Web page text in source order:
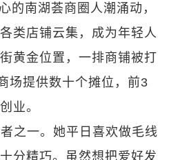
的南湖荟商圈人潮涌动，
类店铺云集，成为年轻人
黄金位置，一排商铺被打
场提供数十个摊位，前3
业。
之一。她平日喜欢做毛线
分精巧。虽然想把爱好发